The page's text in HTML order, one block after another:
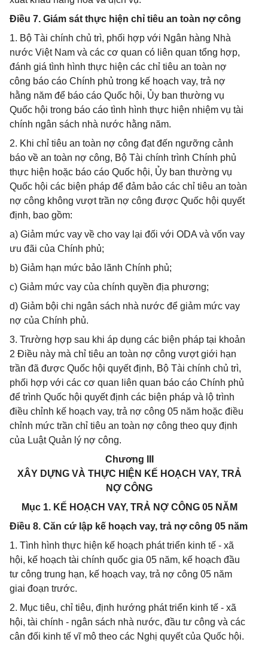
Điều 7. Giám sát thực hiện chỉ tiêu an toàn nợ công
1. Bộ Tài chính chủ trì, phối hợp với Ngân hàng Nhà
nước Việt Nam và các cơ quan có liên quan tổng hợp,
đánh giá tình hình thực hiện các chỉ tiêu an toàn nợ
công báo cáo Chính phủ trong kế hoạch vay, trả nợ
hằng năm để báo cáo Quốc hội, Ủy ban thường vụ
Quốc hội trong báo cáo tình hình thực hiện nhiệm vụ tài
chính ngân sách nhà nước hằng năm.
2. Khi chỉ tiêu an toàn nợ công đạt đến ngưỡng cảnh
báo về an toàn nợ công, Bộ Tài chính trình Chính phủ
thực hiện hoặc báo cáo Quốc hội, Ủy ban thường vụ
Quốc hội các biện pháp để đảm bảo các chỉ tiêu an toàn
nợ công không vượt trần nợ công được Quốc hội quyết
định, bao gồm:
a) Giảm mức vay về cho vay lại đối với ODA và vốn vay
ưu đãi của Chính phủ;
b) Giảm hạn mức bảo lãnh Chính phủ;
c) Giảm mức vay của chính quyền địa phương;
d) Giảm bội chi ngân sách nhà nước để giảm mức vay
nợ của Chính phủ.
3. Trường hợp sau khi áp dụng các biện pháp tại khoản
2 Điều này mà chỉ tiêu an toàn nợ công vượt giới hạn
trần đã được Quốc hội quyết định, Bộ Tài chính chủ trì,
phối hợp với các cơ quan liên quan báo cáo Chính phủ
để trình Quốc hội quyết định các biện pháp và lộ trình
điều chỉnh kế hoạch vay, trả nợ công 05 năm hoặc điều
chỉnh mức trần chỉ tiêu an toàn nợ công theo quy định
của Luật Quản lý nợ công.
Chương III
XÂY DỰNG VÀ THỰC HIỆN KẾ HOẠCH VAY, TRẢ
NỢ CÔNG
Mục 1. KẾ HOẠCH VAY, TRẢ NỢ CÔNG 05 NĂM
Điều 8. Căn cứ lập kế hoạch vay, trả nợ công 05 năm
1. Tình hình thực hiện kế hoạch phát triển kinh tế - xã
hội, kế hoạch tài chính quốc gia 05 năm, kế hoạch đầu
tư công trung hạn, kế hoạch vay, trả nợ công 05 năm
giai đoạn trước.
2. Mục tiêu, chỉ tiêu, định hướng phát triển kinh tế - xã
hội, tài chính - ngân sách nhà nước, đầu tư công và các
cân đối kinh tế vĩ mô theo các Nghị quyết của Quốc hội.